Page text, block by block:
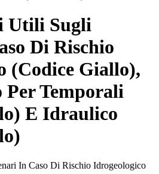
Utili Sugli
Di Rischio
(Codice Giallo),
Per Temporali
E Idraulico
In Caso Di Rischio Idrogeologico